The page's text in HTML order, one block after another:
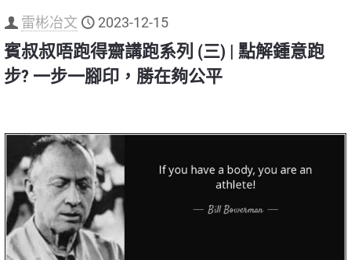
雷彬冶文 2023-12-15
賓叔叔唔跑得齋講跑系列 (三) | 點解鍾意跑
步? 一步一腳印，勝在夠公平